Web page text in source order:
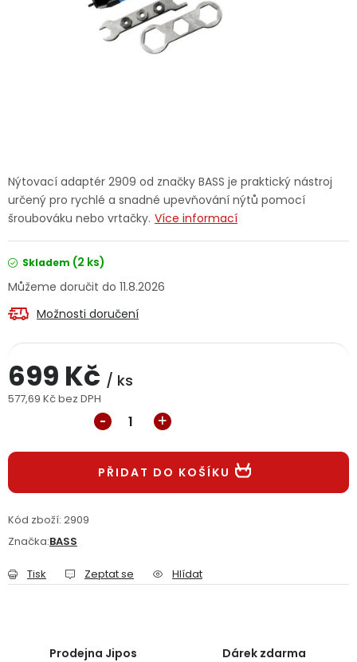
Autodoplňky
Fotovoltaika
Výprodej
Značky
Velkoobchodní spolupráce (B2B)
Hodnocení obchodu
Doprava a platba Váš zákaznický účet
Reklamační formulář Odstoupení ve lhůtě 14 dní
Podmínky ochrany osobních údajů
Nýtovací adaptér 2909 od značky BASS je praktický nástroj
určený pro rychlé a snadné upevňování nýtů pomocí
šroubováku nebo vrtačky. Více informací
Skladem (2 ks)
11.8.2026
Možnosti doručení
699 Kč / ks
577,69 Kč bez DPH
PŘIDAT DO KOŠÍKU
Kód zboží: 2909
Značka:BASS
Tisk Zeptat se Hlídat
Prodejna Jipos Dárek zdarma